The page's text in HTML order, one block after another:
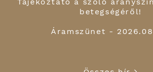
betegségéről!
Áramszünet -